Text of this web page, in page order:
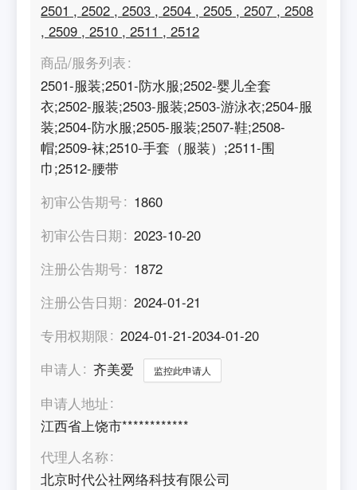
2501 ,2502 ,2503 ,2504 ,2505 ,2507 ,2508
,2509 ,2510 ,2511 ,2512
商品/服务列表
2501-服装;2501-防水服;2502-婴儿全套
衣;2502-服装;2503-服装;2503-游泳衣;2504-服
装;2504-防水服;2505-服装;2507-鞋;2508-
帽;2509-袜;2510-手套（服装）;2511-围
巾;2512-腰带
初审公告期号
1860
初审公告日期
2023-10-20
注册公告期号
1872
注册公告日期
2024-01-21
专用权期限
2024-01-21-2034-01-20
申请人
齐美爱 监控此申请人
申请人地址
江西省上饶市************
代理人名称
北京时代公社网络科技有限公司